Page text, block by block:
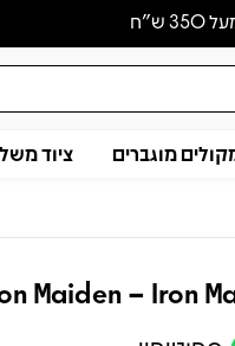
ש״ח
מוגברים ציוד
Maiden – Iron